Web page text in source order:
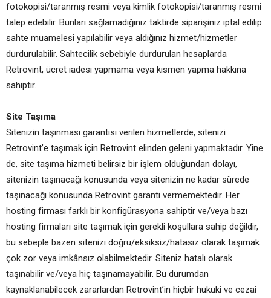
fotokopisi/taranmış resmi veya kimlik fotokopisi/taranmış resmi
talep edebilir. Bunları sağlamadığınız taktirde siparişiniz iptal edilip
sahte muamelesi yapılabilir veya aldığınız hizmet/hizmetler
durdurulabilir. Sahtecilik sebebiyle durdurulan hesaplarda
Retrovint, ücret iadesi yapmama veya kısmen yapma hakkına
sahiptir.
Site Taşıma
Sitenizin taşınması garantisi verilen hizmetlerde, sitenizi
Retrovint’e taşımak için Retrovint elinden geleni yapmaktadır. Yine
de, site taşıma hizmeti belirsiz bir işlem olduğundan dolayı,
sitenizin taşınacağı konusunda veya sitenizin ne kadar sürede
taşınacağı konusunda Retrovint garanti vermemektedir. Her
hosting firması farklı bir konfigürasyona sahiptir ve/veya bazı
hosting firmaları site taşımak için gerekli koşullara sahip değildir,
bu sebeple bazen sitenizi doğru/eksiksiz/hatasız olarak taşımak
çok zor veya imkânsız olabilmektedir. Siteniz hatalı olarak
taşınabilir ve/veya hiç taşınamayabilir. Bu durumdan
kaynaklanabilecek zararlardan Retrovint’in hiçbir hukuki ve cezai